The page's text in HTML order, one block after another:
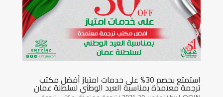
استمتع بخصم 30% على خدمات امتياز أفضل مكتب
ترجمة معتمدة بمناسبة العيد الوطني لسلطنة عمان